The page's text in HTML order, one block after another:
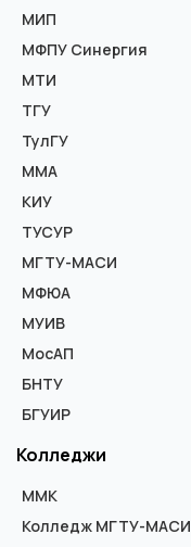
МИП
МФПУ Синергия
МТИ
ТГУ
ТулГУ
ММА
КИУ
ТУСУР
МГТУ-МАСИ
МФЮА
МУИВ
МосАП
БНТУ
БГУИР
Колледжи
ММК
Колледж МГТУ-МАСИ